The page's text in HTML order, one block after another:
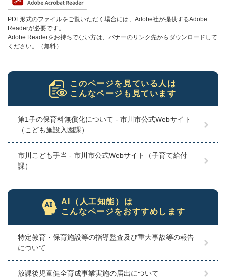
PDF形式のファイルをご覧いただく場合には、Adobe社が提供するAdobe
Readerが必要です。
Adobe Readerをお持ちでない方は、バナーのリンク先からダウンロードして
ください。（無料）
このページを見ている人は
こんなページも見ています
第1子の保育料無償化について - 市川市公式Webサイト
（こども施設入園課）
市川こども手当 - 市川市公式Webサイト（子育て給付
課）
AI（人工知能）は
こんなページをおすすめします
特定教育・保育施設等の指導監査及び重大事故等の報告
について
放課後児童健全育成事業実施の届出について